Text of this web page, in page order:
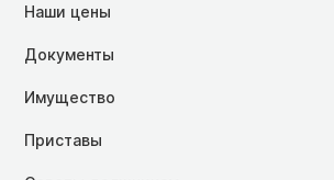
Наши цены
Документы
Имущество
Приставы